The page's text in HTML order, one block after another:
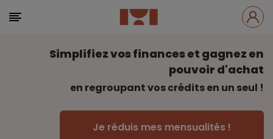
Simplifiez vos finances et gagnez en
pouvoir d'achat
en regroupant vos crédits en un seul !
Je réduis mes mensualités !